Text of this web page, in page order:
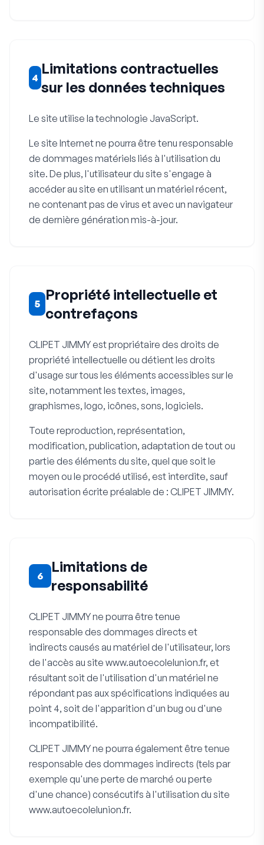
4
Limitations contractuelles
sur les données techniques
Le site utilise la technologie JavaScript.
Le site Internet ne pourra être tenu responsable
de dommages matériels liés à l'utilisation du
site. De plus, l'utilisateur du site s'engage à
accéder au site en utilisant un matériel récent,
ne contenant pas de virus et avec un navigateur
de dernière génération mis-à-jour.
5
Propriété intellectuelle et
contrefaçons
CLIPET JIMMY est propriétaire des droits de
propriété intellectuelle ou détient les droits
d'usage sur tous les éléments accessibles sur le
site, notamment les textes, images,
graphismes, logo, icônes, sons, logiciels.
Toute reproduction, représentation,
modification, publication, adaptation de tout ou
partie des éléments du site, quel que soit le
moyen ou le procédé utilisé, est interdite, sauf
autorisation écrite préalable de : CLIPET JIMMY.
6
Limitations de
responsabilité
CLIPET JIMMY ne pourra être tenue
responsable des dommages directs et
indirects causés au matériel de l'utilisateur, lors
de l'accès au site www.autoecolelunion.fr, et
résultant soit de l'utilisation d'un matériel ne
répondant pas aux spécifications indiquées au
point 4, soit de l'apparition d'un bug ou d'une
incompatibilité.
CLIPET JIMMY ne pourra également être tenue
responsable des dommages indirects (tels par
exemple qu'une perte de marché ou perte
d'une chance) consécutifs à l'utilisation du site
www.autoecolelunion.fr.